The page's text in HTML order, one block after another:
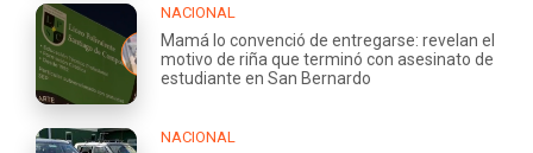
NACIONAL
Mamá lo convenció de entregarse: revelan el
motivo de riña que terminó con asesinato de
estudiante en San Bernardo
NACIONAL